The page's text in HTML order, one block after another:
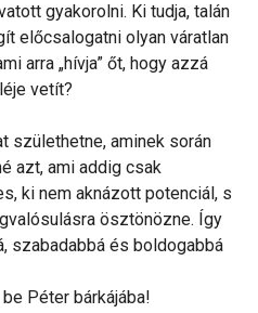
gyakorolni. Ki tudja, talán
előcsalogatni olyan váratlan
arra „hívja” őt, hogy azzá
vetít?
születhetne, aminek során
azt, ami addig csak
ki nem aknázott potenciál, s
ösztönözne. Így
szabadabbá és boldogabbá
Péter bárkájába!